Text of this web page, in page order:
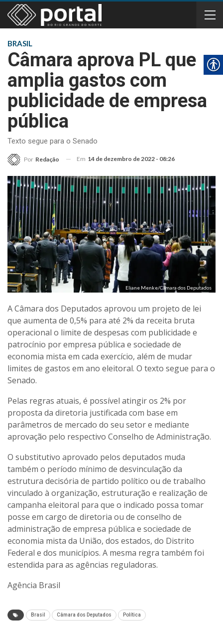
BRASIL
Câmara aprova PL que
amplia gastos com
publicidade de empresa
pública
Texto segue para o Senado
Por Redação Em 14 de dezembro de 2022 - 08:26
Eliane Menke/Câmara dos Deputados
A Câmara dos Deputados aprovou um projeto de lei
que aumenta de 0,5% para até 2% da receita bruta
operacional o limite de despesas com publicidade e
patrocínio por empresa pública e sociedade de
economia mista em cada exercício, além de mudar
limites de gastos em ano eleitoral. O texto segue para o
Senado.
Pelas regras atuais, é possível atingir os 2% por
proposta da diretoria justificada com base em
parâmetros de mercado do seu setor e mediante
aprovação pelo respectivo Conselho de Administração.
O substitutivo aprovado pelos deputados muda
também o período mínimo de desvinculação da
estrutura decisória de partido político ou de trabalho
vinculado à organização, estruturação e realização de
campanha eleitoral para que o indicado possa tomar
posse em cargo de diretoria ou de conselho de
administração de empresa pública e sociedade de
economia mista da União, dos estados, do Distrito
Federal e dos municípios. A mesma regra também foi
estendida para as agências reguladoras.
Agência Brasil
Brasil Câmara dos Deputados Política